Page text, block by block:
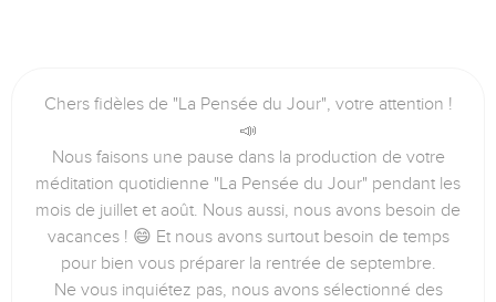
Chers fidèles de "La Pensée du Jour", votre attention !
📣
Nous faisons une pause dans la production de votre
méditation quotidienne "La Pensée du Jour" pendant les
mois de juillet et août. Nous aussi, nous avons besoin de
vacances ! 😄 Et nous avons surtout besoin de temps
pour bien vous préparer la rentrée de septembre.
Ne vous inquiétez pas, nous avons sélectionné des